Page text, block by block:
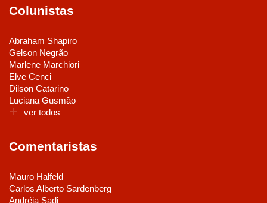
Colunistas
Abraham Shapiro
Gelson Negrão
Marlene Marchiori
Elve Cenci
Dilson Catarino
Luciana Gusmão
ver todos
Comentaristas
Mauro Halfeld
Carlos Alberto Sardenberg
Andréia Sadi